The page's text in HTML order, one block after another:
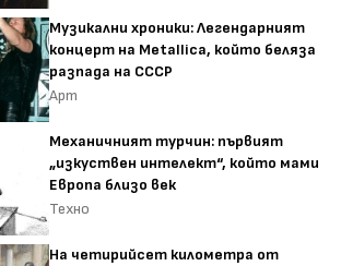
Музикални хроники: Легендарният
концерт на Metallica, който беляза
разпада на СССР
Арт
Механичният турчин: първият
„изкуствен интелект“, който мами
Европа близо век
Техно
На четирийсет километра от